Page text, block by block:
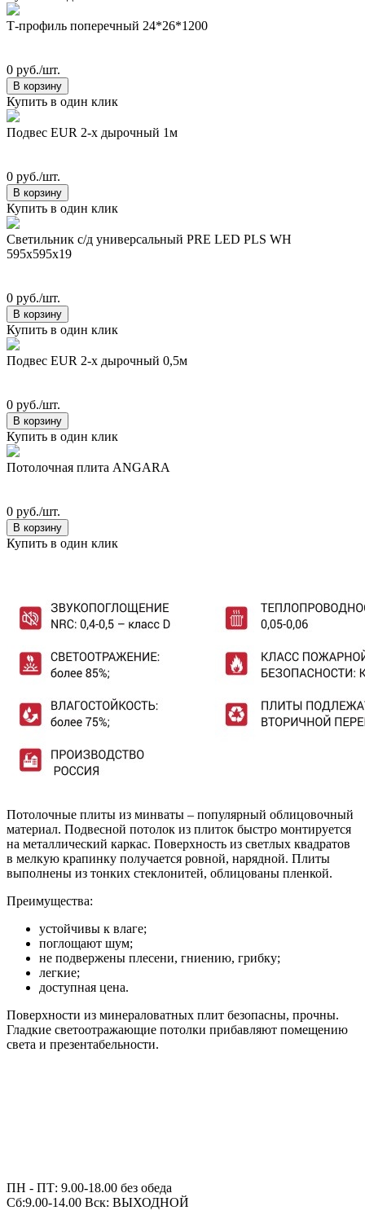
Т-профиль поперечный 24*26*1200
0 руб./шт.
В корзину
Купить в один клик
Подвес EUR 2-х дырочный 1м
0 руб./шт.
В корзину
Купить в один клик
Светильник с/д универсальный PRE LED PLS WH
595х595х19
0 руб./шт.
В корзину
Купить в один клик
Подвес EUR 2-х дырочный 0,5м
0 руб./шт.
В корзину
Купить в один клик
Потолочная плита ANGARA
0 руб./шт.
В корзину
Купить в один клик
Потолочные плиты из минваты – популярный облицовочный
материал. Подвесной потолок из плиток быстро монтируется
на металлический каркас. Поверхность из светлых квадратов
в мелкую крапинку получается ровной, нарядной. Плиты
выполнены из тонких стеклонитей, облицованы пленкой.
Преимущества:
устойчивы к влаге;
поглощают шум;
не подвержены плесени, гниению, грибку;
легкие;
доступная цена.
Поверхности из минераловатных плит безопасны, прочны.
Гладкие светоотражающие потолки прибавляют помещению
света и презентабельности.
ПН - ПТ: 9.00-18.00 без обеда
Сб:9.00-14.00 Вск: ВЫХОДНОЙ